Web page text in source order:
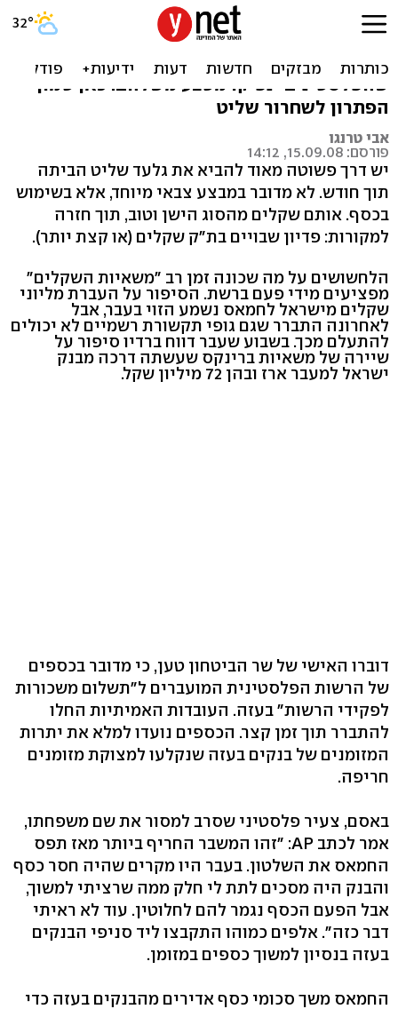
כסף לחמאס על חשבון שליט
ישראל ממשיכה להעביר לרצועה שקלים מחשש
שהפלסטינים ינפיקו מטבע משלהם. כאן טמון
הפתרון לשחרור שליט
אבי טרנגו
פורסם: 15.09.08, 14:12
יש דרך פשוטה מאוד להביא את גלעד שליט הביתה
תוך חודש. לא מדובר במבצע צבאי מיוחד, אלא בשימוש
בכסף. אותם שקלים מהסוג הישן וטוב, תוך חזרה
למקורות: פדיון שבויים בת"ק שקלים (או קצת יותר).
הלחשושים על מה שכונה זמן רב "משאיות השקלים"
מפציעים מידי פעם ברשת. הסיפור על העברת מליוני
שקלים מישראל לחמאס נשמע הזוי בעבר, אבל
לאחרונה התברר שגם גופי תקשורת רשמיים לא יכולים
להתעלם מכך. בשבוע שעבר דווח ברדיו סיפור על
שיירה של משאיות ברינקס שעשתה דרכה מבנק
ישראל למעבר ארז ובהן 72 מיליון שקל.
דוברו האישי של שר הביטחון טען, כי מדובר בכספים
של הרשות הפלסטינית המועברים ל"תשלום משכורות
לפקידי הרשות" בעזה. העובדות האמיתיות החלו
להתברר תוך זמן קצר. הכספים נועדו למלא את יתרות
המזומנים של בנקים בעזה שנקלעו למצוקת מזומנים
חריפה.
באסם, צעיר פלסטיני שסרב למסור את שם משפחתו,
אמר לכתב AP: "זהו המשבר החריף ביותר מאז תפס
החמאס את השלטון. בעבר היו מקרים שהיה חסר כסף
והבנק היה מסכים לתת לי חלק ממה שרציתי למשוך,
אבל הפעם הכסף נגמר להם לחלוטין. עוד לא ראיתי
דבר כזה". אלפים כמוהו התקבצו ליד סניפי הבנקים
בעזה בנסיון למשוך כספים במזומן.
החמאס משך סכומי כסף אדירים מהבנקים בעזה כדי